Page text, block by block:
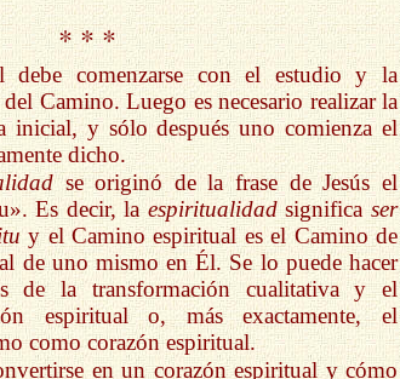
* * *
debe comenzarse con el estudio y la
Camino. Luego es necesario realizar la
inicial, y sólo después uno comienza el
dicho.
se originó de la frase de Jesús el
Es decir, laespiritualidadsignificaser
y el Camino espiritual es el Camino de
de uno mismo en Él. Se lo puede hacer
de la transformación cualitativa y el
espiritual o, más exactamente, el
como corazón espiritual.
en un corazón espiritual y cómo